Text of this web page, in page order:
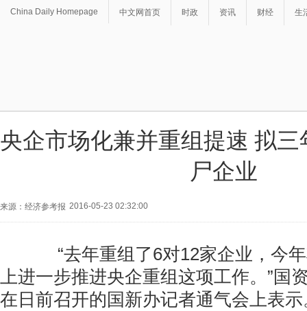
China Daily Homepage 中文网首页 时政 资讯 财经 生
央企市场化兼并重组提速 拟三
尸企业
来源：经济参考报 2016-05-23 02:32:00
“去年重组了6对12家企业，今年
上进一步推进央企重组这项工作。”国
在日前召开的国新办记者通气会上表